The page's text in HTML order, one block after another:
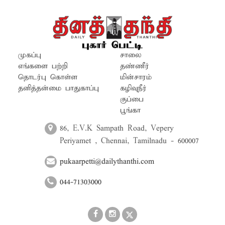
செய்தனர். உடனடி நடவடிக்கை எடுத்த
அதிகாரிகளுக்கும், அதற்கு தூண்டுதலாக
நின்ற 'தினத்தந்தி' பத்திரிகைக்கும்
அப்பகுதி பொதுமக்கள் பாராட்டை
தெரிவித்துள்ளனர்.
முகப்பு
எங்களை பற்றி
தொடர்பு கொள்ள
தனித்தன்மை பாதுகாப்பு
சாலை
தண்ணீர்
மின்சாரம்
கழிவுநீர்
குப்பை
பூங்கா
86, E.V.K Sampath Road, Vepery
Periyamet , Chennai, Tamilnadu - 600007
pukaarpetti@dailythanthi.com
044-71303000